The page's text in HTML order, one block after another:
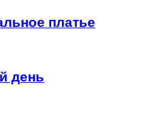
платье
день